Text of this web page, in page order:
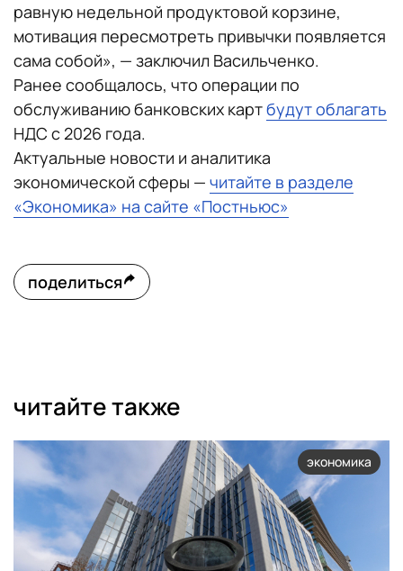
равную недельной продуктовой корзине,
мотивация пересмотреть привычки появляется
сама собой», — заключил Васильченко.
Ранее сообщалось, что операции по
обслуживанию банковских картбудут облагать
НДС с 2026 года.
Актуальные новости и аналитика
экономической сферы — читайте в разделе
«Экономика» на сайте «Постньюс»
поделиться
читайте также
экономика